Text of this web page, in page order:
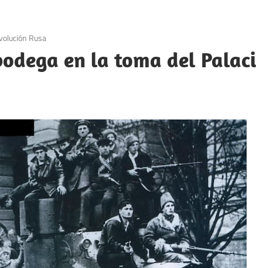
Rusa
en la toma del